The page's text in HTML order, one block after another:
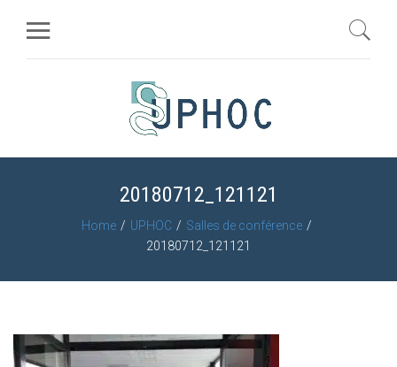
20180712_121121
Home UPHOC
Salles de conférence
20180712_121121